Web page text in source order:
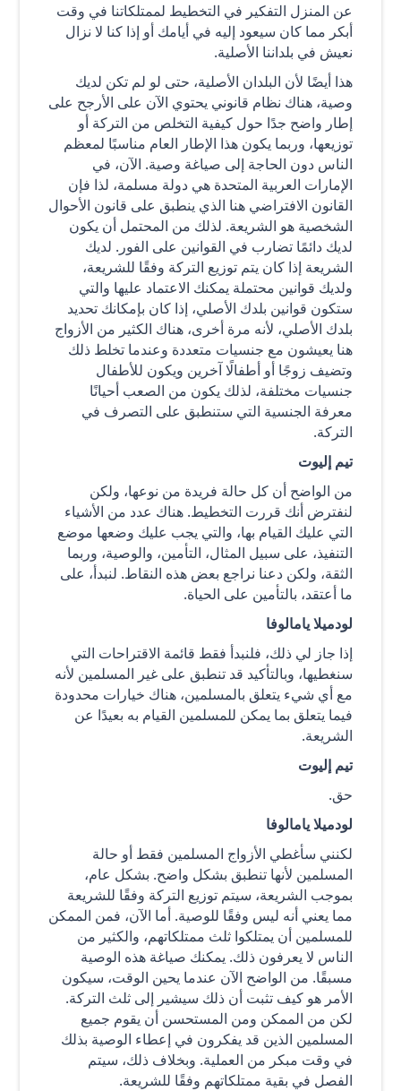
عن المنزل التفكير في التخطيط لممتلكاتنا في وقت
أبكر مما كان سيعود إليه في أيامك أو إذا كنا لا نزال
نعيش في بلداننا الأصلية.
هذا أيضًا لأن البلدان الأصلية، حتى لو لم تكن لديك
وصية، هناك نظام قانوني يحتوي الآن على الأرجح على
إطار واضح جدًا حول كيفية التخلص من التركة أو
توزيعها، وربما يكون هذا الإطار العام مناسبًا لمعظم
الناس دون الحاجة إلى صياغة وصية. الآن، في
الإمارات العربية المتحدة هي دولة مسلمة، لذا فإن
القانون الافتراضي هنا الذي ينطبق على قانون الأحوال
الشخصية هو الشريعة. لذلك من المحتمل أن يكون
لديك دائمًا تضارب في القوانين على الفور. لديك
الشريعة إذا كان يتم توزيع التركة وفقًا للشريعة،
ولديك قوانين محتملة يمكنك الاعتماد عليها والتي
ستكون قوانين بلدك الأصلي، إذا كان بإمكانك تحديد
بلدك الأصلي، لأنه مرة أخرى، هناك الكثير من الأزواج
هنا يعيشون مع جنسيات متعددة وعندما تخلط ذلك
وتضيف زوجًا أو أطفالًا آخرين ويكون للأطفال
جنسيات مختلفة، لذلك يكون من الصعب أحيانًا
معرفة الجنسية التي ستنطبق على التصرف في
التركة.
تيم إليوت
من الواضح أن كل حالة فريدة من نوعها، ولكن
لنفترض أنك قررت التخطيط. هناك عدد من الأشياء
التي عليك القيام بها، والتي يجب عليك وضعها موضع
التنفيذ، على سبيل المثال، التأمين، والوصية، وربما
الثقة، ولكن دعنا نراجع بعض هذه النقاط. لنبدأ، على
ما أعتقد، بالتأمين على الحياة.
لودميلا يامالوفا
إذا جاز لي ذلك، فلنبدأ فقط قائمة الاقتراحات التي
سنغطيها، وبالتأكيد قد تنطبق على غير المسلمين لأنه
مع أي شيء يتعلق بالمسلمين، هناك خيارات محدودة
فيما يتعلق بما يمكن للمسلمين القيام به بعيدًا عن
الشريعة.
تيم إليوت
حق.
لودميلا يامالوفا
لكنني سأغطي الأزواج المسلمين فقط أو حالة
المسلمين لأنها تنطبق بشكل واضح. بشكل عام،
بموجب الشريعة، سيتم توزيع التركة وفقًا للشريعة
مما يعني أنه ليس وفقًا للوصية. أما الآن، فمن الممكن
للمسلمين أن يمتلكوا ثلث ممتلكاتهم، والكثير من
الناس لا يعرفون ذلك. يمكنك صياغة هذه الوصية
مسبقًا. من الواضح الآن عندما يحين الوقت، سيكون
الأمر هو كيف تثبت أن ذلك سيشير إلى ثلث التركة.
لكن من الممكن ومن المستحسن أن يقوم جميع
المسلمين الذين قد يفكرون في إعطاء الوصية بذلك
في وقت مبكر من العملية. وبخلاف ذلك، سيتم
الفصل في بقية ممتلكاتهم وفقًا للشريعة.